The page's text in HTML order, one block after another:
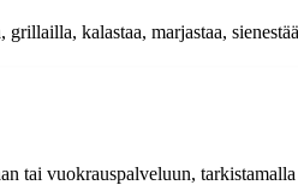
kalastaa, marjastaa,
tai vuokrauspalveluun,